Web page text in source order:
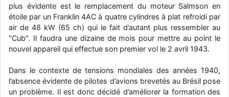
plus évidente est le remplacement du moteur Salmson en
étoile par un Franklin 4AC à quatre cylindres à plat refroidi par
air de 48 kW (65 ch) qui le fait d’autant plus ressembler au
"Cub". Il faudra une dizaine de mois pour mettre au point le
nouvel appareil qui effectue son premier vol le 2 avril 1943.
Dans le contexte de tensions mondiales des années 1940,
l’absence évidente de pilotes d’avions brevetés au Brésil pose
un problème. Il est donc décidé d’améliorer la formation des